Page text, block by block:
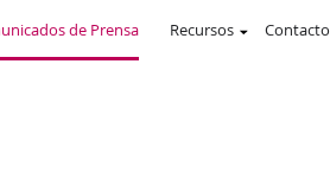
de Prensa Recursos Contacto